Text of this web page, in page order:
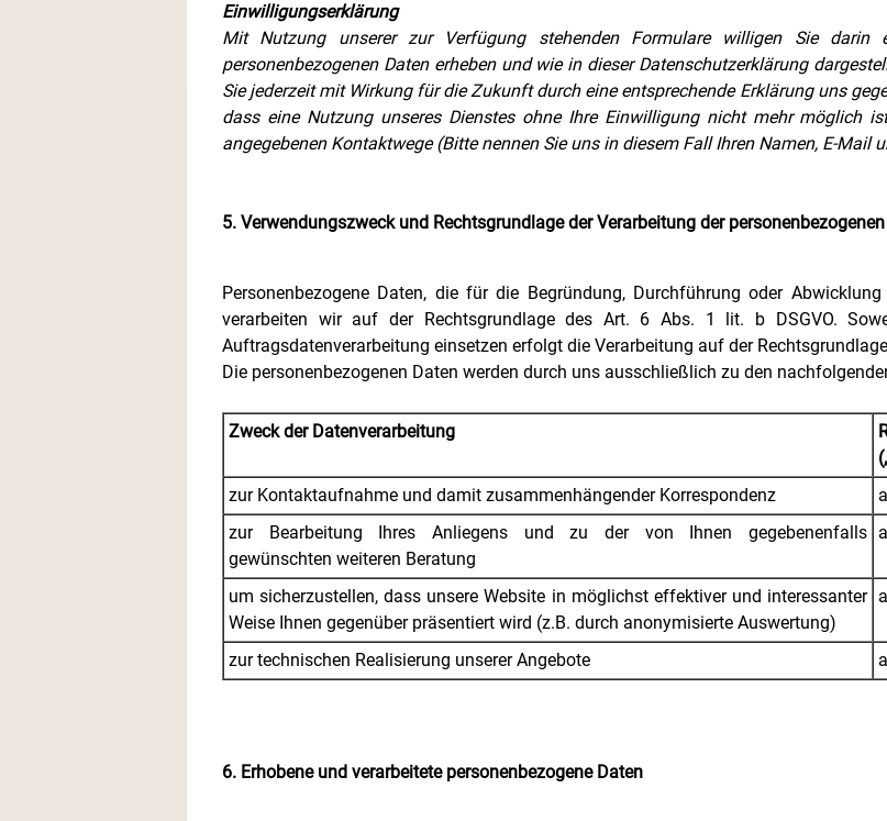
Einwilligungserklärung
Mit Nutzung unserer zur Verfügung stehenden Formulare willigen Sie
personenbezogenen Daten erheben und wie in dieser Datenschutzerklärung
Sie jederzeit mit Wirkung für die Zukunft durch eine entsprechende Erklärung uns
dass eine Nutzung unseres Dienstes ohne Ihre Einwilligung nicht mehr möglich
angegebenen Kontaktwege (Bitte nennen Sie uns in diesem Fall Ihren Namen, E-Mail
5. Verwendungszweck und Rechtsgrundlage der Verarbeitung der
Personenbezogene Daten, die für die Begründung, Durchführung oder
verarbeiten wir auf der Rechtsgrundlage des Art. 6 Abs. 1 lit. b DSGVO.
Auftragsdatenverarbeitung einsetzen erfolgt die Verarbeitung auf der
Die personenbezogenen Daten werden durch uns ausschließlich zu den
Zweck der Datenverarbeitung
zur Kontaktaufnahme und damit zusammenhängender Korrespondenz
zur Bearbeitung Ihres Anliegens und zu der von Ihnen gegebenenfalls
gewünschten weiteren Beratung
um sicherzustellen, dass unsere Website in möglichst effektiver und interessanter
Weise Ihnen gegenüber präsentiert wird (z.B. durch anonymisierte Auswertung)
zur technischen Realisierung unserer Angebote
6. Erhobene und verarbeitete personenbezogene Daten